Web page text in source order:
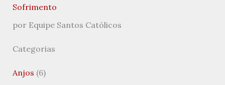
Sofrimento
por Equipe Santos Católicos
Categorias
Anjos (6)